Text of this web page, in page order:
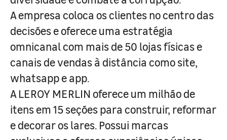
A empresa coloca os clientes no centro das
decisões e oferece uma estratégia
omnicanal com mais de 50 lojas físicas e
canais de vendas à distância como site,
whatsapp e app.
A LEROY MERLIN oferece um milhão de
itens em 15 seções para construir, reformar
e decorar os lares. Possui marcas